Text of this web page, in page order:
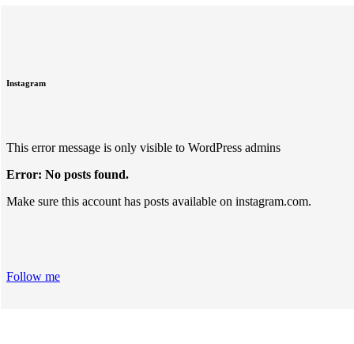
Instagram
This error message is only visible to WordPress admins
Error: No posts found.
Make sure this account has posts available on instagram.com.
Follow me